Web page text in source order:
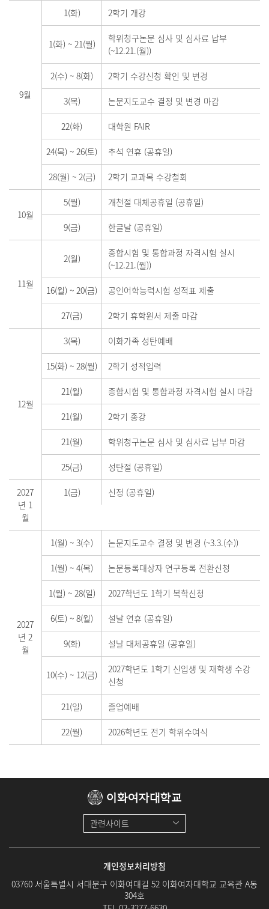
9월
1(화) 2학기 개강
1(화) ~21(월)
학위청구논문 심사 및 심사료 납부
(~12.21.(월))
2(수) ~ 8(화) 2학기 수강신청 확인 및 변경
3(목) 논문지도교수 결정 및 변경 마감
22(화) 대학원 FAIR
24(목) ~ 26(토) 추석 연휴 (공휴일)
28(월) ~2(금) 2학기 교과목 수강철회
10월
5(월) 개천절 대체공휴일 (공휴일)
9(금) 한글날 (공휴일)
11월
2(월)
종합시험 및 통합과정 자격시험 실시
(~12.21.(월))
16(월) ~ 20(금) 공인어학능력시험 성적표 제출
27(금) 2학기 휴학원서 제출 마감
12월
3(목) 이화가족 성탄예배
15(화) ~ 28(월) 2학기 성적입력
21(월) 종합시험 및 통합과정 자격시험 실시 마감
21(월) 2학기 종강
21(월) 학위청구논문 심사 및 심사료 납부 마감
25(금) 성탄절 (공휴일)
2027
년 1
월
1(금) 신정 (공휴일)
2027
년 2
월
1(월) ~ 3(수) 논문지도교수 결정 및 변경 (~3.3.(수))
1(월) ~ 4(목) 논문등록대상자 연구등록 전환신청
1(월) ~28(일) 2027학년도 1학기 복학신청
6(토) ~ 8(월) 설날 연휴 (공휴일)
9(화) 설날 대체공휴일 (공휴일)
10(수) ~ 12(금)
2027학년도 1학기 신입생 및 재학생 수강
신청
21(일) 졸업예배
22(월) 2026학년도 전기 학위수여식
이화여자대학교
관련사이트
개인정보처리방침
03760 서울특별시 서대문구 이화여대길 52 이화여자대학교 교육관 A동
304호